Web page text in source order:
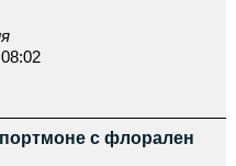
с флорален